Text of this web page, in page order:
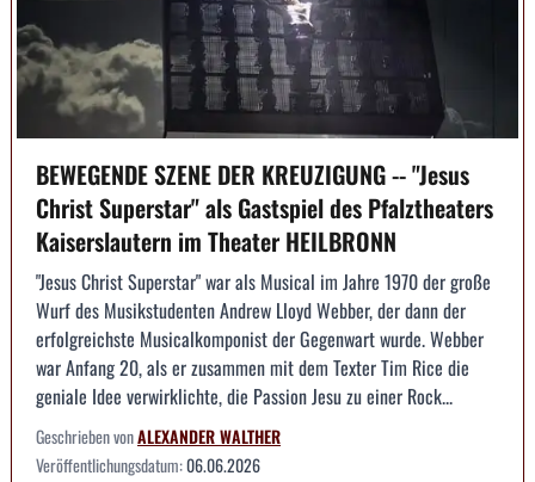
BEWEGENDE SZENE DER KREUZIGUNG -- "Jesus
Christ Superstar" als Gastspiel des Pfalztheaters
Kaiserslautern im Theater HEILBRONN
"Jesus Christ Superstar" war als Musical im Jahre 1970 der große
Wurf des Musikstudenten Andrew Lloyd Webber, der dann der
erfolgreichste Musicalkomponist der Gegenwart wurde. Webber
war Anfang 20, als er zusammen mit dem Texter Tim Rice die
geniale Idee verwirklichte, die Passion Jesu zu einer Rock...
Geschrieben vonALEXANDER WALTHER
Veröffentlichungsdatum:06.06.2026